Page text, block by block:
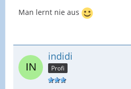
Man lernt nie aus
indidi
Profi